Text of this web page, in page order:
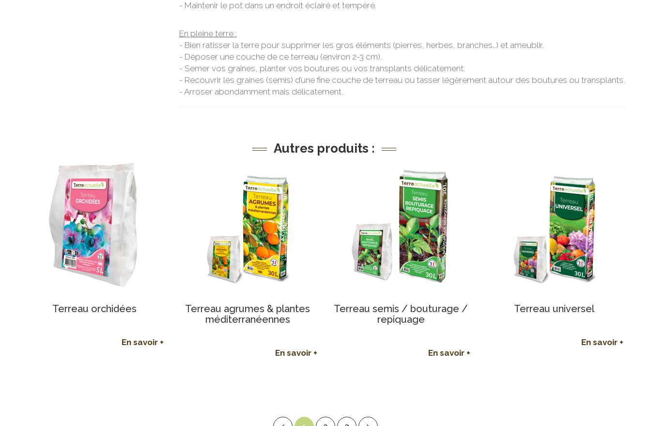
- Maintenir le pot dans un endroit éclairé et tempéré.
En pleine terre :
- Bien ratisser la terre pour supprimer les gros éléments (pierres, herbes, branches…) et ameublir.
- Déposer une couche de ce terreau (environ 2-3 cm).
- Semer vos graines, planter vos boutures ou vos transplants délicatement.
- Recouvrir les graines (semis) d’une fine couche de terreau ou tasser légèrement autour des boutures ou transplants.
- Arroser abondamment mais délicatement.
Autres produits :
Terreau orchidées
En savoir +
Terreau agrumes & plantes
méditerranéennes
En savoir +
Terreau semis / bouturage /
repiquage
En savoir +
Terreau universel
En savoir +